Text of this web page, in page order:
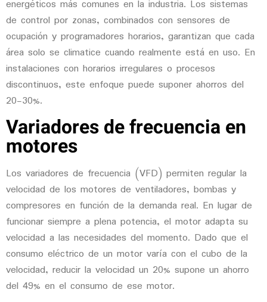
energéticos más comunes en la industria. Los sistemas
de control por zonas, combinados con sensores de
ocupación y programadores horarios, garantizan que cada
área solo se climatice cuando realmente está en uso. En
instalaciones con horarios irregulares o procesos
discontinuos, este enfoque puede suponer ahorros del
20-30%.
Variadores de frecuencia en
motores
Los variadores de frecuencia (VFD) permiten regular la
velocidad de los motores de ventiladores, bombas y
compresores en función de la demanda real. En lugar de
funcionar siempre a plena potencia, el motor adapta su
velocidad a las necesidades del momento. Dado que el
consumo eléctrico de un motor varía con el cubo de la
velocidad, reducir la velocidad un 20% supone un ahorro
del 49% en el consumo de ese motor.